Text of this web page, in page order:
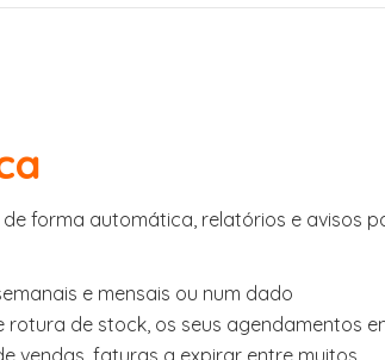
forma automática, relatórios e avisos
e mensais ou num dado
de stock, os seus agendamentos
vendas, faturas a expirar entre muitos